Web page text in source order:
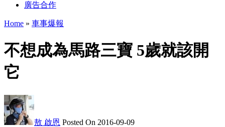
廣告合作
Home » 車事爆報
不想成為馬路三寶 5歲就該開
它
敖 啟恩 Posted On 2016-09-09